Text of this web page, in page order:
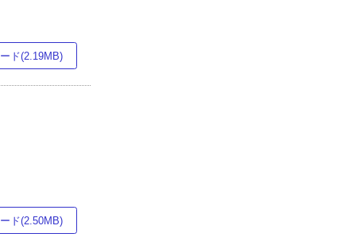
ド(2.19MB)
ド(2.50MB)